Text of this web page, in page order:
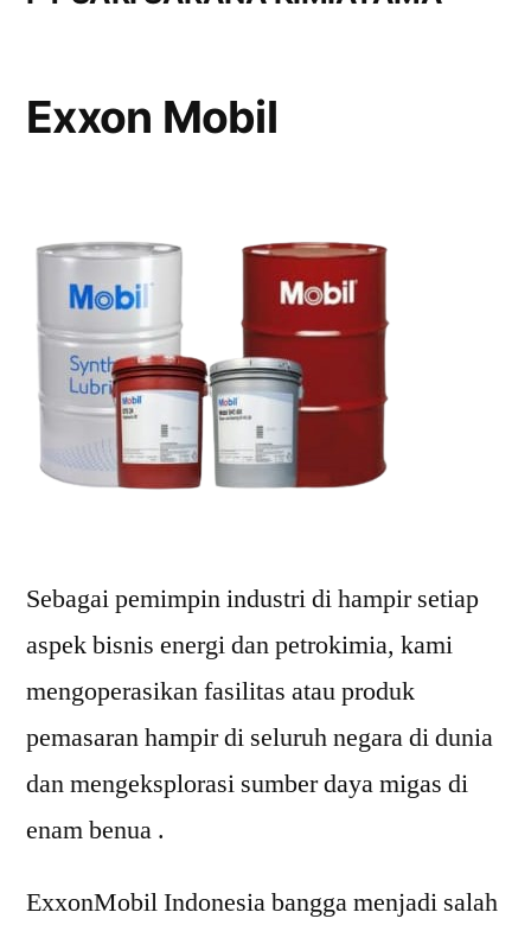
Exxon Mobil
Sebagai pemimpin industri di hampir setiap
aspek bisnis energi dan petrokimia, kami
mengoperasikan fasilitas atau produk
pemasaran hampir di seluruh negara di dunia
dan mengeksplorasi sumber daya migas di
enam benua .
ExxonMobil Indonesia bangga menjadi salah